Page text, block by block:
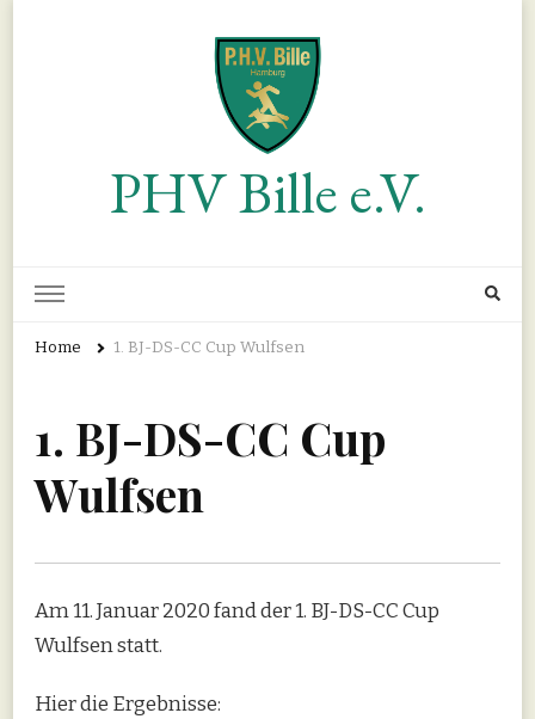
PHV Bille e.V.
Home 1. BJ-DS-CC Cup Wulfsen
1. BJ-DS-CC Cup
Wulfsen
Am 11. Januar 2020 fand der 1. BJ-DS-CC Cup
Wulfsen statt.
Hier die Ergebnisse: